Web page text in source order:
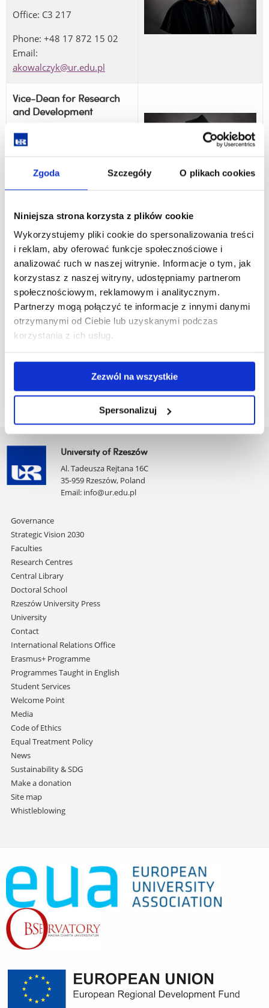
Zgoda Szczegóły O plikach cookies
Niniejsza strona korzysta z plików cookie
Wykorzystujemy pliki cookie do spersonalizowania treści
i reklam, aby oferować funkcje społecznościowe i
analizować ruch w naszej witrynie. Informacje o tym, jak
korzystasz z naszej witryny, udostępniamy partnerom
społecznościowym, reklamowym i analitycznym.
Partnerzy mogą połączyć te informacje z innymi danymi
otrzymanymi od Ciebie lub uzyskanymi podczas
korzystania z ich usług.
Zezwól na wszystkie
Spersonalizuj
Office: C3 217
Phone: +48 17 872 15 02
Email:
akowalczyk@ur.edu.pl
Vice-Dean for Research
and Development
Associate Professor
Grzegorz Maroń
Office: C3 218
Phone: +48 17 872 15 04
Vice-Dean for Student
Affairs
Associate Professor Agata
Barczewska-Dziobek
Office: C3 122
Phone: +48 17 872 15 01
abarczewska@ur.edu.pl
University of Rzeszów
Al. Tadeusza Rejtana 16C
35-959 Rzeszów, Poland
Email: info@ur.edu.pl
Skip
navigation
Governance
Strategic Vision 2030
Faculties
Research Centres
Central Library
Doctoral School
Rzeszów University Press
University
Contact
International Relations Office
Erasmus+ Programme
Programmes Taught in English
Student Services
Welcome Point
Media
Code of Ethics
Equal Treatment Policy
News
Sustainability & SDG
Make a donation
Site map
Whistleblowing